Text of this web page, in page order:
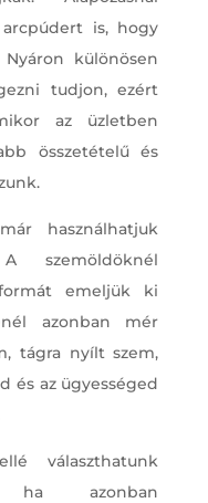
is, hogy
különösen
tudjon, ezért
az üzletben
összetételű és
használhatjuk
szemöldöknél
emeljük ki
azonban mér
tágra nyílt szem,
és az ügyességed
választhatunk
ha azonban